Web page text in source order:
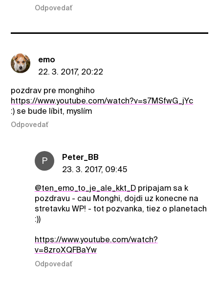
Odpovedať
emo
22. 3. 2017, 20:22
pozdrav pre monghiho
https://www.youtube.com/watch?v=s7MSfwG_jYc
:) se bude líbit, myslím
Odpovedať
P
Peter_BB
23. 3. 2017, 09:45
@ten_emo_to_je_ale_kkt_Dpripajam sa k
pozdravu - cau Monghi, dojdi uz konecne na
stretavku WP! - tot pozvanka, tiez o planetach
:))
https://www.youtube.com/watch?
v=8zroXQFBaYw
Odpovedať